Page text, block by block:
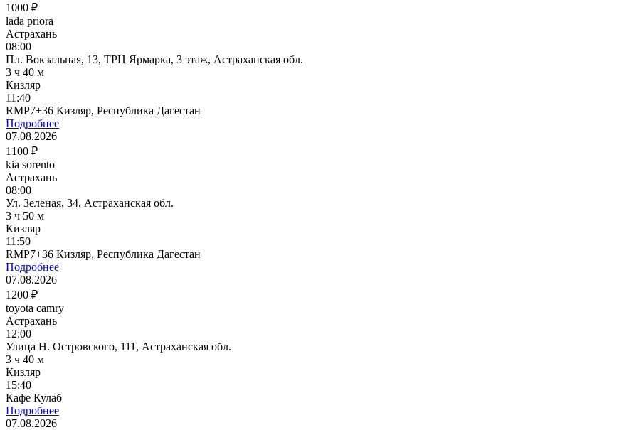
1000 ₽
lada priora
Астрахань
08:00
Пл. Вокзальная, 13, ТРЦ Ярмарка, 3 этаж, Астраханская обл.
3 ч 40 м
Кизляр
11:40
RMP7+36 Кизляр, Республика Дагестан
Подробнее
07.08.2026
1100 ₽
kia sorento
Астрахань
08:00
Ул. Зеленая, 34, Астраханская обл.
3 ч 50 м
Кизляр
11:50
RMP7+36 Кизляр, Республика Дагестан
Подробнее
07.08.2026
1200 ₽
toyota camry
Астрахань
12:00
Улица Н. Островского, 111, Астраханская обл.
3 ч 40 м
Кизляр
15:40
Кафе Кулаб
Подробнее
07.08.2026